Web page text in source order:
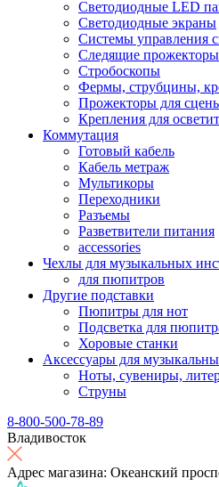
Светодиодные LED
Светодиодные экраны
Системы управления
Следящие
Стробоскопы
Фермы, струбцины,
Прожекторы для
Крепления для
Коммутация
Готовый кабель
Кабель метраж
Мультикоры
Переходники
Разъемы
Разветвители питания
accessories
Чехлы для музыкальных
для пюпитров
Другие подставки
Пюпитры для нот
Подсветка для
Хоровые станки
Аксессуары для
Ноты, сувениры,
Струны
8-800-500-78-89
Владивосток
Адрес магазина: Океанский